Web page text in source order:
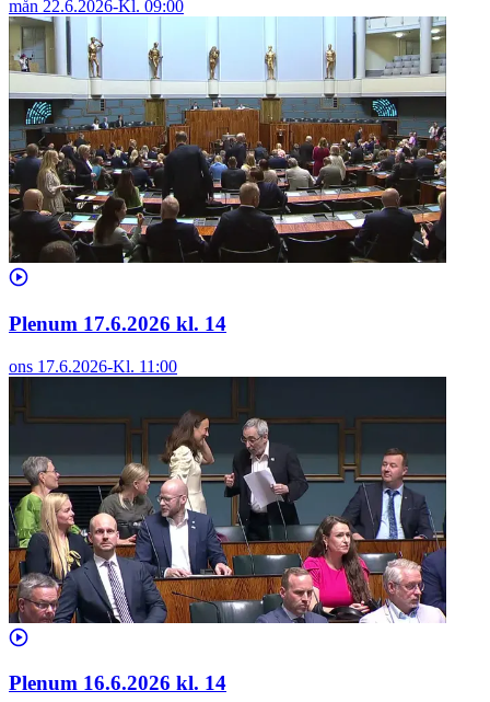
mån 22.6.2026-Kl. 09:00
Plenum 17.6.2026 kl. 14
ons 17.6.2026-Kl. 11:00
Plenum 16.6.2026 kl. 14